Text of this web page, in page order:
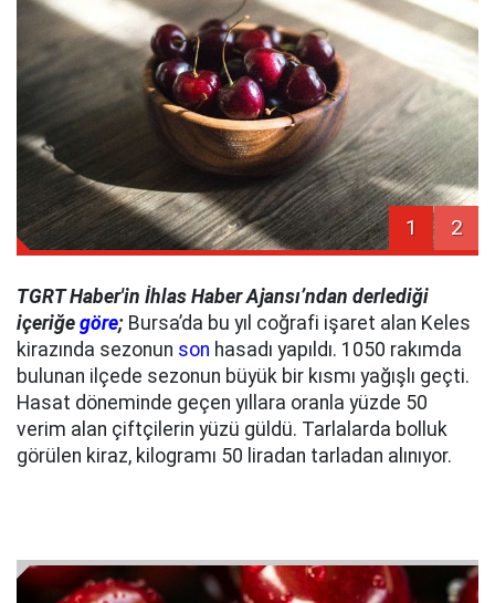
1 2
TGRT Haber'in İhlas Haber Ajansı’ndan derlediği
içeriğe göre; Bursa’da bu yıl coğrafi işaret alan Keles
kirazında sezonun son hasadı yapıldı. 1050 rakımda
bulunan ilçede sezonun büyük bir kısmı yağışlı geçti.
Hasat döneminde geçen yıllara oranla yüzde 50
verim alan çiftçilerin yüzü güldü. Tarlalarda bolluk
görülen kiraz, kilogramı 50 liradan tarladan alınıyor.